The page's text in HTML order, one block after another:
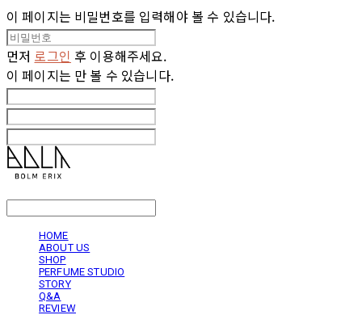
이 페이지는 비밀번호를 입력해야 볼 수 있습니다.
먼저 로그인 후 이용해주세요.
이 페이지는 만 볼 수 있습니다.
HOME
ABOUT US
SHOP
PERFUME STUDIO
STORY
Q&A
REVIEW